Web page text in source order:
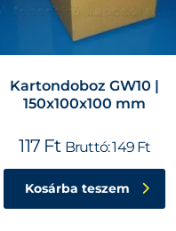
Kartondoboz GW10 |
150x100x100 mm
117 Ft Bruttó:149 Ft
Kosárba teszem